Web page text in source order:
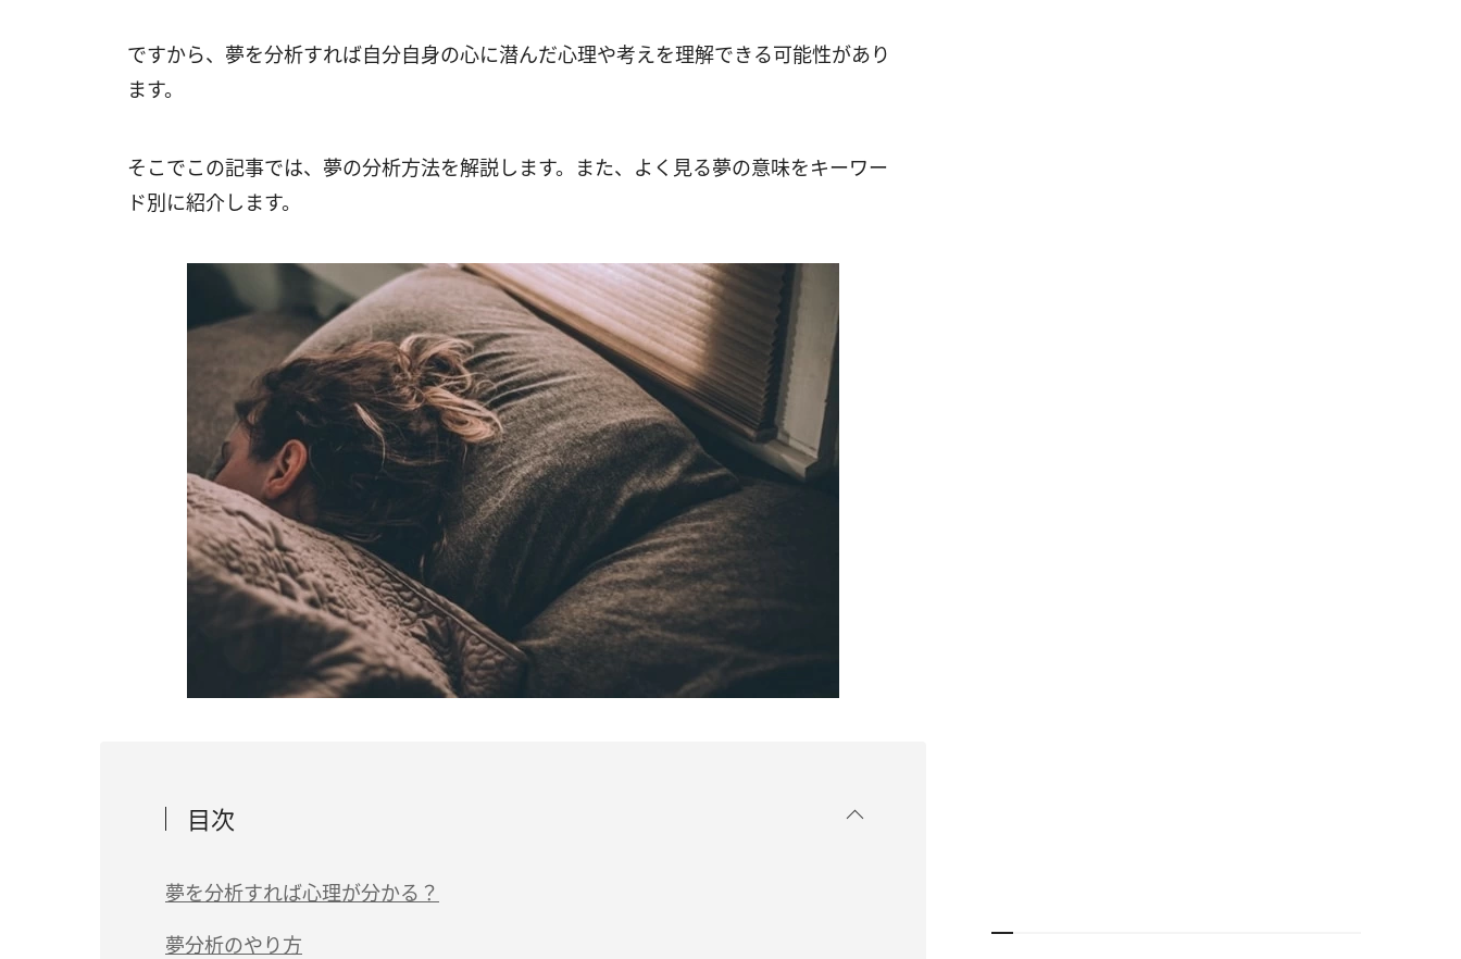
ですから、夢を分析すれば自分自身の心に潜んだ心理や考えを理解できる可能性があり
ます。
そこでこの記事では、夢の分析方法を解説します。また、よく見る夢の意味をキーワー
ド別に紹介します。
目次
夢を分析すれば心理が分かる？
夢分析のやり方